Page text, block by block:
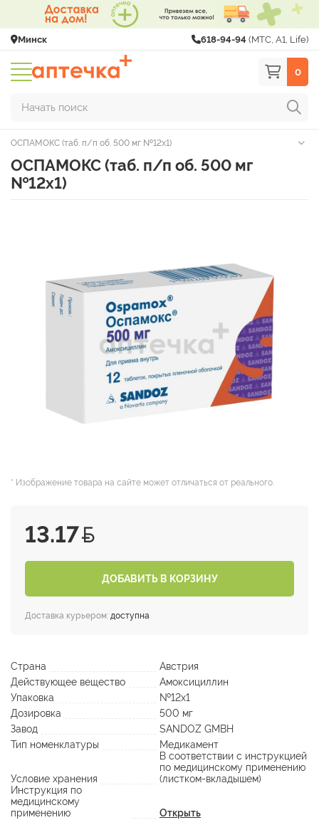
Минск 618-94-94 (МТС, A1, Life)
0
Начать поиск
ОСПАМОКС (таб. п/п об. 500 мг №12х1)
ОСПАМОКС (таб. п/п об. 500 мг
№12х1)
* Изображение товара на сайте может отличаться от реального.
13.17
ДОБАВИТЬ В КОРЗИНУ
Доставка курьером: доступна
Страна
Австрия
Действующее вещество
Амоксициллин
Упаковка
№12х1
Дозировка
500 мг
Завод
SANDOZ GMBH
Тип номенклатуры
Медикамент
Условие хранения
В соответствии с инструкцией
по медицинскому применению
(листком-вкладышем)
Инструкция по
медицинскому
применению
Открыть